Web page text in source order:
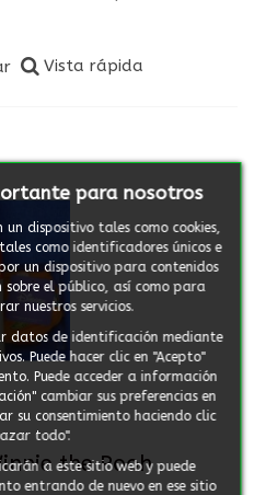
para nosotros
dispositivo tales como cookies,
como identificadores únicos e
un dispositivo para contenidos
el público, así como para
nuestros servicios.
datos de identificación mediante
Puede hacer clic en "Acepto"
Puede acceder a información
cambiar sus preferencias en
su consentimiento haciendo clic
todo".
a este sitio web y puede
entrando de nuevo en ese sitio
Vista rápida
the Pooh